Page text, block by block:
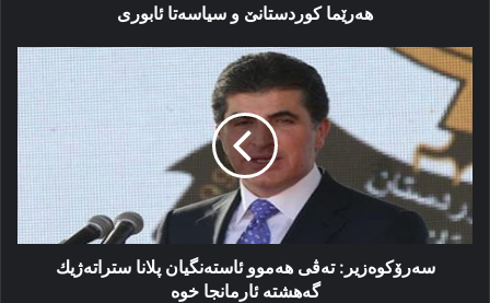
هەرێما کوردستانێ و سیاسەتا ئابورى
سەرۆكوەزیر:
تەڤی
ھەموو
ئاستەنگیان
پلانا
ستراتەژیك
گەھشتە
ئارمانجا
خوە
سەرۆكوەزیر: تەڤی ھەموو ئاستەنگیان پلانا ستراتەژیك
گەھشتە ئارمانجا خوە